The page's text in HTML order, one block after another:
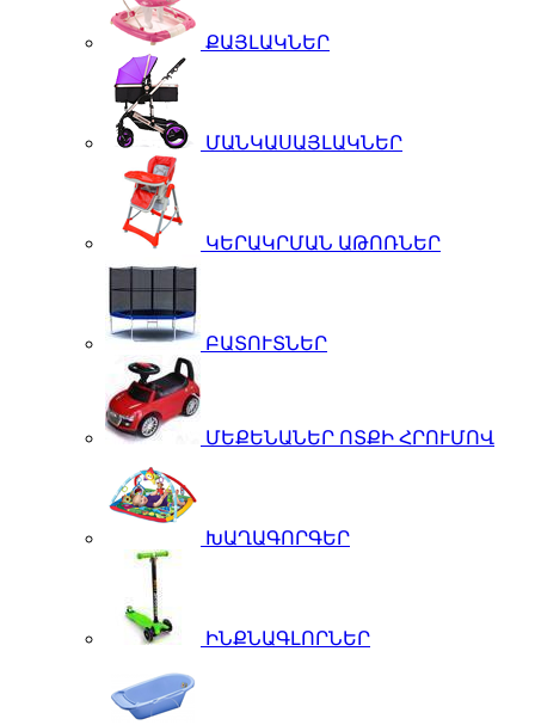
ՔԱՅԼԱԿՆԵՐ
ՄԱՆԿԱՍԱՅԼԱԿՆԵՐ
ԿԵՐԱԿՐՄԱՆ ԱԹՈՌՆԵՐ
ԲԱՏՈՒՏՆԵՐ
ՄԵՔԵՆԱՆԵՐ ՈՏՔԻ ՀՐՈՒՄՈՎ
ԽԱՂԱԳՈՐԳԵՐ
ԻՆՔՆԱԳԼՈՐՆԵՐ